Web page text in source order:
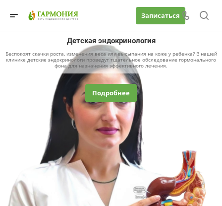
Записаться
Детская эндокринология
Беспокоят скачки роста, изменения веса или высыпания на коже у ребенка? В нашей
клинике детские эндокринологи проведут тщательное обследование гормонального
фона для назначения эффективного лечения.
Подробнее